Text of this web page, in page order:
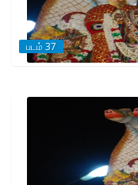
படம் 37